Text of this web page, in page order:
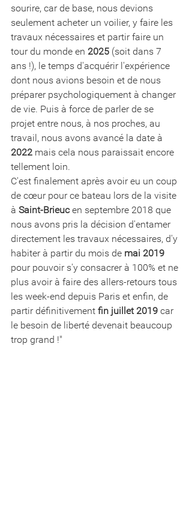
sourire, car de base, nous devions
seulement acheter un voilier, y faire les
travaux nécessaires et partir faire un
tour du monde en 2025 (soit dans 7
ans !), le temps d'acquérir l'expérience
dont nous avions besoin et de nous
préparer psychologiquement à changer
de vie. Puis à force de parler de se
projet entre nous, à nos proches, au
travail, nous avons avancé la date à
2022 mais cela nous paraissait encore
tellement loin.
C'est finalement après avoir eu un coup
de cœur pour ce bateau lors de la visite
à Saint-Brieuc en septembre 2018 que
nous avons pris la décision d'entamer
directement les travaux nécessaires, d'y
habiter à partir du mois de mai 2019
pour pouvoir s'y consacrer à 100% et ne
plus avoir à faire des allers-retours tous
les week-end depuis Paris et enfin, de
partir définitivement fin juillet 2019 car
le besoin de liberté devenait beaucoup
trop grand !"